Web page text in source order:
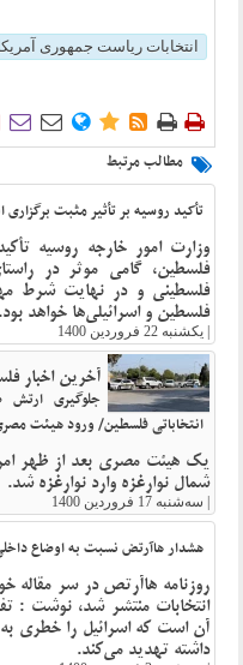
انتخابات ریاست جمهوری
      
مطالب مرتبط
تأکید روسیه بر تأثیر مثبت
وزارت امور خارجه روسیه
فلسطین، گامی موثر در
فلسطینی و در نهایت شرط
فلسطین و اسرائیلی‌ها خواهد بود.
یکشنبه 22 فروردین 1400
آخرین اخبار
جلوگیری ارتش
انتخاباتی فلسطین/ ورود هیئت
یک هیئت مصری بعد از ظهر
شمال نوارغزه وارد نوارغزه شد.
سه‌شنبه 17 فروردین 1400
هشدار هاآرتض نسبت به اوضاع
روزنامه هاآرتص در سر مقاله
انتخابات منتشر شد، نوشت :
آن است که اسرائیل را خطری
داشته تهدید می‌کند.